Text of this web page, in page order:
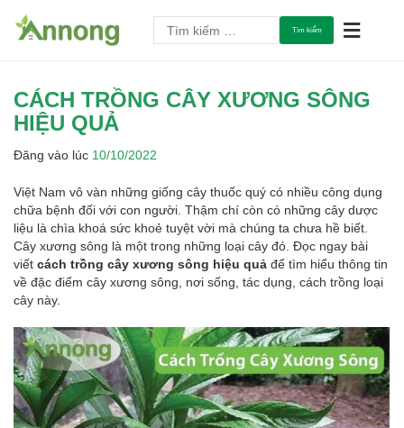
An Nông Agri
An Tâm Làm Nông
Tìm
kiếm
CÁCH TRỒNG CÂY XƯƠNG SÔNG
HIỆU QUẢ
Đăng vào lúc 10/10/2022
Việt Nam vô vàn những giống cây thuốc quý có nhiều công dụng
chữa bệnh đối với con người. Thậm chí còn có những cây dược
liệu là chìa khoá sức khoẻ tuyệt vời mà chúng ta chưa hề biết.
Cây xương sông là một trong những loại cây đó. Đọc ngay bài
viết cách trồng cây xương sông hiệu quả để tìm hiểu thông tin
về đặc điểm cây xương sông, nơi sống, tác dụng, cách trồng loại
cây này.